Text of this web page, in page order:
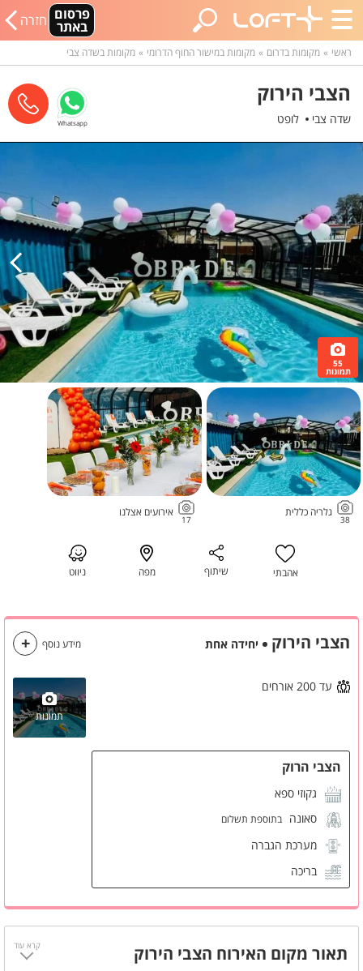
פרסום
באתר חזרה
ראשי מקומות בדרום מקומות במישור החוף הדרומי מקומות בשדה צבי
הצבי הירוק
שדה צבי לופט Whatsapp
55
תמונות
38
גלריה כללית
17
אירועים אצלנו
אהבתי שיתוף מפה ניווט
הצבי הירוק יחידה אחת
תמונות
עד 200 אורחים
הצבי הרוק
גקוזי ספא
סאונה בתוספת תשלום
מערכת הגברה
בריכה
מידע נוסף
תאור מקום האירוח הצבי הירוק קרא עוד